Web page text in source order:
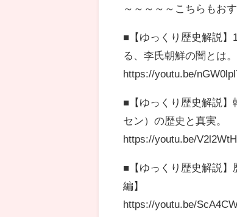
～～～～～こちらもお
■【ゆっくり歴史解説】
る、李氏朝鮮の闇とは。
https://youtu.be/
■【ゆっくり歴史解説】
セン）の歴史と真実。
https://youtu.be/
■【ゆっくり歴史解説】
編】
https://youtu.be/